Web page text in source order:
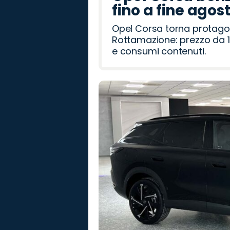
fino a fine
Opel Corsa torna
Rottamazione: prezzo da
e consumi contenuti.